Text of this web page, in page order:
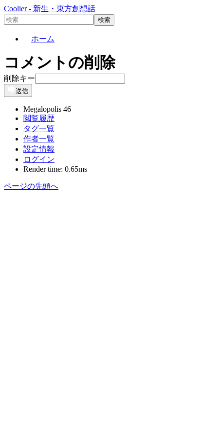
Coolier - 新生・東方創想話
ホーム
コメントの削除
削除キー
送信
Megalopolis 46
閲覧履歴
タグ一覧
作者一覧
設定情報
ログイン
Render time: 0.65ms
ページの先頭へ